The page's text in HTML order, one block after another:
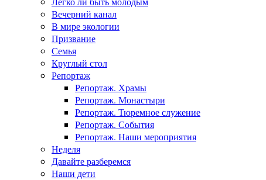
Вечерний канал
В мире экологии
Призвание
Семья
Круглый стол
Репортаж
Репортаж. Храмы
Репортаж. Монастыри
Репортаж. Тюремное служение
Репортаж. События
Репортаж. Наши мероприятия
Неделя
Давайте разберемся
Наши дети